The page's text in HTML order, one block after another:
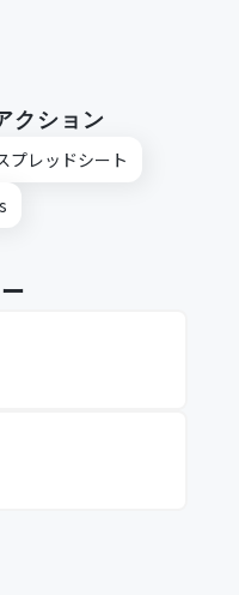
クション
プレッドシート